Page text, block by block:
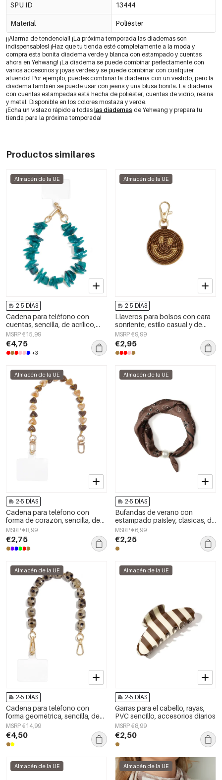
SPU ID 13444
Material Poliéster
¡¡Alarma de tendencia!! ¡La próxima temporada las diademas son
indispensables! ¡Haz que tu tienda esté completamente a la moda y
compra esta bonita diadema verde y blanca con estampado y cuentas
ahora en Yehwang! ¡La diadema se puede combinar perfectamente con
varios accesorios y joyas verdes y se puede combinar con cualquier
atuendo! Por ejemplo, puedes combinar la diadema con un vestido, pero la
diadema también se puede usar con jeans y una blusa bonita. La diadema
con cuentas estampadas está hecha de poliéster, cuentas de vidrio, resina
y metal. Disponible en los colores mostaza y verde.
¡Echa un vistazo rápido a todas las diademas de Yehwang y prepara tu
tienda para la próxima temporada!
Productos similares
Almacén de la UE
2-5 DÍAS
Cadena para teléfono con
cuentas, sencilla, de acrílico,
accesorio diario.
MSRP €15,99
€4,75
+3
Almacén de la UE
2-5 DÍAS
Llaveros para bolsos con cara
sonriente, estilo casual y de
cristal, accesorios diarios.
MSRP €9,99
€2,95
Almacén de la UE
2-5 DÍAS
Cadena para teléfono con
forma de corazón, sencilla, de
acrílico, accesorio diario.
MSRP €8,99
€2,75
Almacén de la UE
2-5 DÍAS
Bufandas de verano con
estampado paisley, clásicas, de
poliéster, accesorios para el día
a día.
MSRP €6,99
€2,25
Almacén de la UE
2-5 DÍAS
Cadena para teléfono con
forma geométrica, sencilla, de
acrílico, accesorio de uso
diario.
MSRP €14,99
€4,50
Almacén de la UE
2-5 DÍAS
Garras para el cabello, rayas,
PVC sencillo, accesorios diarios
MSRP €8,99
€2,50
Almacén de la UE Almacén de la UE